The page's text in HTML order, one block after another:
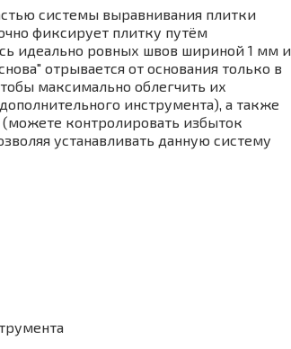
системы выравнивания плитки
фиксирует плитку путём
идеально ровных швов шириной 1 мм и
отрывается от основания только в
максимально облегчить их
инструмента), а также
контролировать избыток
устанавливать данную систему